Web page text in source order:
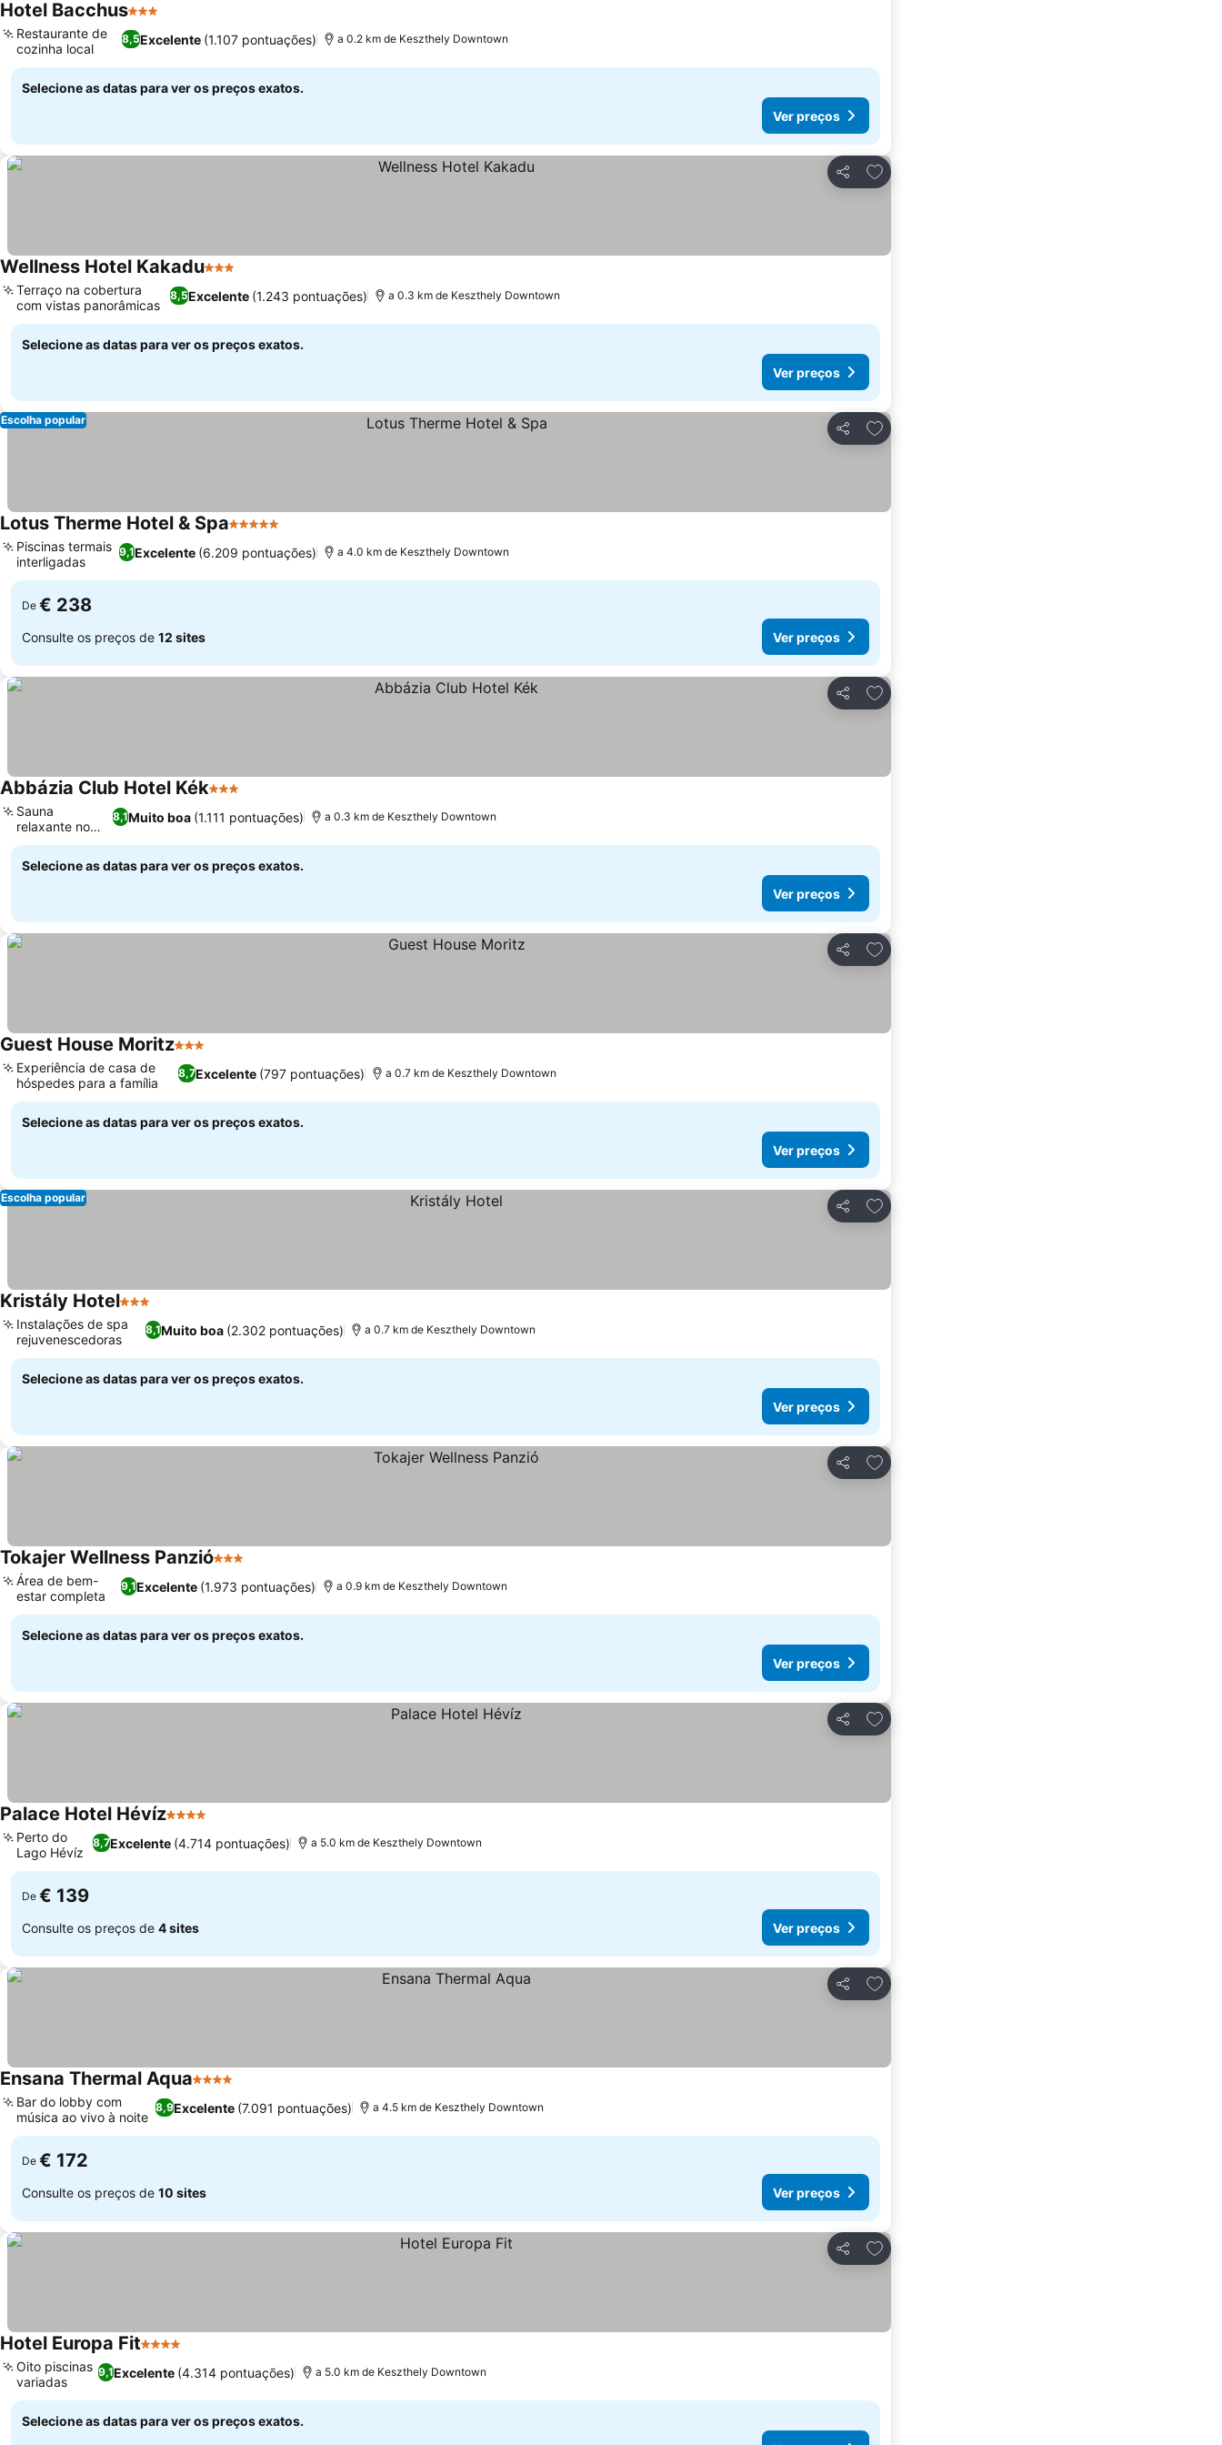
Hotel Bacchus3 Estrelas
8,5Excelente (1.107 pontuações)
Restaurante de
cozinha local
a 0.2 km de Keszthely Downtown
Selecione as datas para ver os preços exatos.
Ver preços
Partilhar
Adicionar aos favoritos
Wellness Hotel Kakadu3 Estrelas
8,5Excelente (1.243 pontuações)
Terraço na cobertura
com vistas panorâmicas
a 0.3 km de Keszthely Downtown
Selecione as datas para ver os preços exatos.
Ver preços
Partilhar
Adicionar aos favoritos
Escolha popular
Lotus Therme Hotel & Spa5 Estrelas
9,1Excelente (6.209 pontuações)
Piscinas termais
interligadas
a 4.0 km de Keszthely Downtown
De € 238
Consulte os preços de 12 sites Ver preços
Partilhar
Adicionar aos favoritos
Abbázia Club Hotel Kék3 Estrelas
8,1Muito boa (1.111 pontuações)
Sauna
relaxante no
jardim
a 0.3 km de Keszthely Downtown
Selecione as datas para ver os preços exatos.
Ver preços
Partilhar
Adicionar aos favoritos
Guest House Moritz3 Estrelas
8,7Excelente (797 pontuações)
Experiência de casa de
hóspedes para a família
a 0.7 km de Keszthely Downtown
Selecione as datas para ver os preços exatos.
Ver preços
Partilhar
Adicionar aos favoritos
Escolha popular
Kristály Hotel3 Estrelas
8,1Muito boa (2.302 pontuações)
Instalações de spa
rejuvenescedoras
a 0.7 km de Keszthely Downtown
Selecione as datas para ver os preços exatos.
Ver preços
Partilhar
Adicionar aos favoritos
Tokajer Wellness Panzió3 Estrelas
9,1Excelente (1.973 pontuações)
Área de bem-
estar completa
a 0.9 km de Keszthely Downtown
Selecione as datas para ver os preços exatos.
Ver preços
Partilhar
Adicionar aos favoritos
Palace Hotel Hévíz4 Estrelas
8,7Excelente (4.714 pontuações)
Perto do
Lago Hévíz
a 5.0 km de Keszthely Downtown
De € 139
Consulte os preços de 4 sites Ver preços
Partilhar
Adicionar aos favoritos
Ensana Thermal Aqua4 Estrelas
8,9Excelente (7.091 pontuações)
Bar do lobby com
música ao vivo à noite
a 4.5 km de Keszthely Downtown
De € 172
Consulte os preços de 10 sites Ver preços
Partilhar
Adicionar aos favoritos
Hotel Europa Fit4 Estrelas
9,1Excelente (4.314 pontuações)
Oito piscinas
variadas
a 5.0 km de Keszthely Downtown
Selecione as datas para ver os preços exatos.